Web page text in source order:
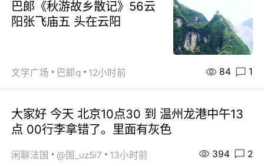
巴郞《秋游故乡散记》56云
阳张飞庙五 头在云阳
文学广场 巴郞q 12小时前 84 1
大家好 今天 北京10点30 到 温州龙港中午13
点 00行李拿错了。里面有灰色
闲聊法国 @国_uz5i7 13小时前 394 2